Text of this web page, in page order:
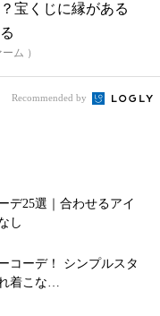
宝くじに縁がある
ム ）
Recommended by
デ25選｜合わせるアイ
し
コーデ！ シンプルスタ
着こな…